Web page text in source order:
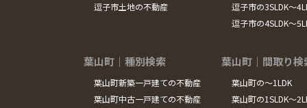
逗子市土地の不動産
逗子市の3SLDK～
逗子市の4SLDK～
葉山町｜種別検索
葉山町新築一戸建ての不動産
葉山町中古一戸建ての不動産
葉山町｜間取り検
葉山町の～1LDK
葉山町の1SLDK～